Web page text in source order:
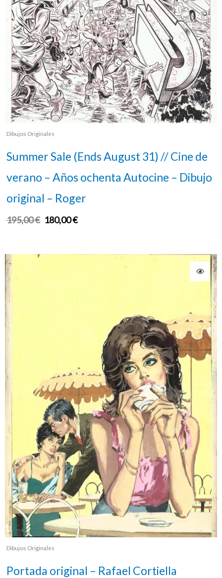
Dibujos Originales
Summer Sale (Ends August 31) // Cine de
verano – Años ochenta Autocine – Dibujo
original – Roger
195,00€ 180,00€
Dibujos Originales
Portada original – Rafael Cortiella